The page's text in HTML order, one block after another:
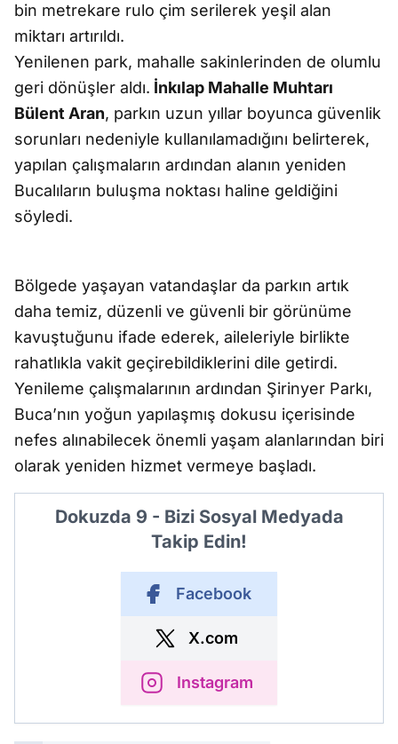
bin metrekare rulo çim serilerek yeşil alan
miktarı artırıldı.
Yenilenen park, mahalle sakinlerinden de olumlu
geri dönüşler aldı. İnkılap Mahalle Muhtarı
Bülent Aran, parkın uzun yıllar boyunca güvenlik
sorunları nedeniyle kullanılamadığını belirterek,
yapılan çalışmaların ardından alanın yeniden
Bucalıların buluşma noktası haline geldiğini
söyledi.
Bölgede yaşayan vatandaşlar da parkın artık
daha temiz, düzenli ve güvenli bir görünüme
kavuştuğunu ifade ederek, aileleriyle birlikte
rahatlıkla vakit geçirebildiklerini dile getirdi.
Yenileme çalışmalarının ardından Şirinyer Parkı,
Buca’nın yoğun yapılaşmış dokusu içerisinde
nefes alınabilecek önemli yaşam alanlarından biri
olarak yeniden hizmet vermeye başladı.
Dokuzda 9 - Bizi Sosyal Medyada
Takip Edin!
Facebook
X.com
Instagram